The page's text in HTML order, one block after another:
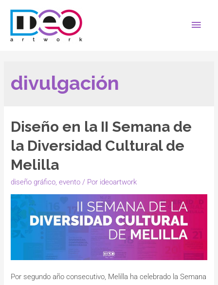
divulgación
Diseño en la II Semana de
la Diversidad Cultural de
Melilla
diseño gráfico,evento / Por ideoartwork
Por segundo año consecutivo, Melilla ha celebrado la Semana